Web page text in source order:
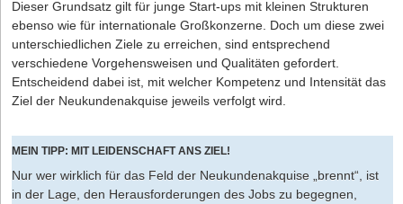
Dieser Grundsatz gilt für junge Start-ups mit kleinen Strukturen
ebenso wie für internationale Großkonzerne. Doch um diese zwei
unterschiedlichen Ziele zu erreichen, sind entsprechend
verschiedene Vorgehensweisen und Qualitäten gefordert.
Entscheidend dabei ist, mit welcher Kompetenz und Intensität das
Ziel der Neukundenakquise jeweils verfolgt wird.
MEIN TIPP: MIT LEIDENSCHAFT ANS ZIEL!
Nur wer wirklich für das Feld der Neukundenakquise „brennt“, ist
in der Lage, den Herausforderungen des Jobs zu begegnen,